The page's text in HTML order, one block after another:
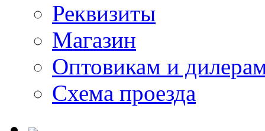
Реквизиты
Магазин
Оптовикам и
Схема проезда